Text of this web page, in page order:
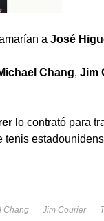
a José
Chang, Jim
lo contrató para
tenis
Chang Jim Courier